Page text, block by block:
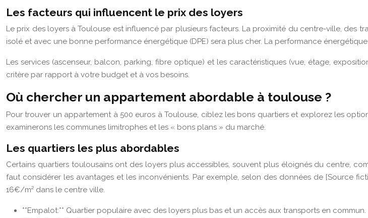
Les facteurs qui influencent le prix des loyers
Le prix des loyers à Toulouse est influencé par plusieurs facteurs. La proximité du centre-ville, des
isolé et avec une bonne performance énergétique (DPE) sera plus cher. La performance
Les services (ascenseur, balcon, parking, fibre optique) et les caractéristiques (vue, étage,
critère par rapport à votre budget et à vos besoins.
Où chercher un appartement abordable à toulouse ?
Pour trouver un appartement à 500 euros à Toulouse, ciblez les bons quartiers et explorez les
examinerons les communes limitrophes et les « bons plans » du marché.
Les quartiers les plus abordables
Certains quartiers toulousains ont des loyers plus accessibles, souvent plus éloignés du centre,
faut considérer les avantages et les inconvénients. Par exemple, selon des données de [Source
16€/m² dans le centre ville.
**Empalot:** Quartier populaire avec des loyers plus bas et un accès aux transports en commun.